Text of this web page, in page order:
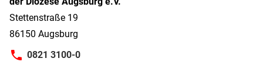
Stettenstraße 19
86150 Augsburg
0821 3100-0